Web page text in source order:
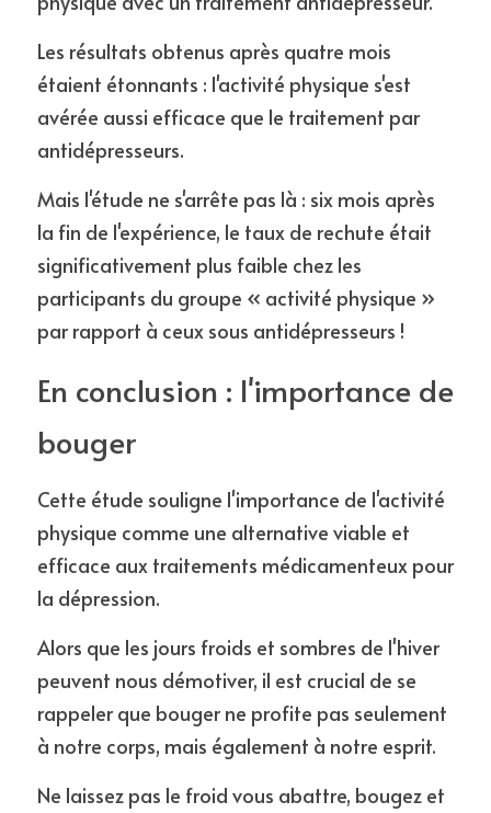
Les résultats obtenus après quatre mois
étaient étonnants : l'activité physique s'est
avérée aussi efficace que le traitement par
antidépresseurs.
Mais l'étude ne s'arrête pas là : six mois après
la fin de l'expérience, le taux de rechute était
significativement plus faible chez les
participants du groupe « activité physique »
par rapport à ceux sous antidépresseurs !
En conclusion : l'importance de
bouger
Cette étude souligne l'importance de l'activité
physique comme une alternative viable et
efficace aux traitements médicamenteux pour
la dépression.
Alors que les jours froids et sombres de l'hiver
peuvent nous démotiver, il est crucial de se
rappeler que bouger ne profite pas seulement
à notre corps, mais également à notre esprit.
Ne laissez pas le froid vous abattre, bougez et